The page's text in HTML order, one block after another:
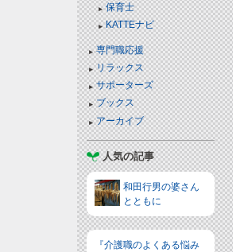
保育士
KATTEナビ
専門職応援
リラックス
サポーターズ
ブックス
アーカイブ
人気の記事
和田行男の婆さん
とともに
『介護職のよくある悩み